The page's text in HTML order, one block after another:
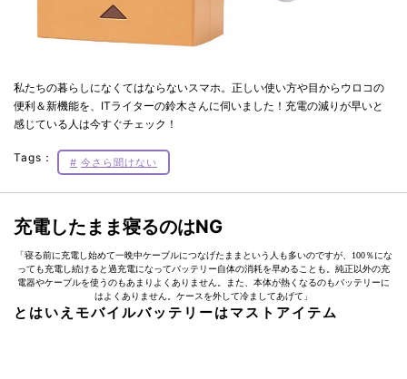
私たちの暮らしになくてはならないスマホ。正しい使い方や目からウロコの
便利＆新機能を、ITライターの鈴木さんに伺いました！充電の減りが早いと
感じている人は今すぐチェック！
Tags： 今さら聞けない
充電したまま寝るのはNG
「寝る前に充電し始めて一晩中ケーブルにつなげたままという人も多いのですが、100％にな
っても充電し続けると過充電になってバッテリー自体の消耗を早めることも。純正以外の充
電器やケーブルを使うのもあまりよくありません。また、本体が熱くなるのもバッテリーに
はよくありません。ケースを外して冷ましてあげて」
とはいえモバイルバッテリーはマストアイテム